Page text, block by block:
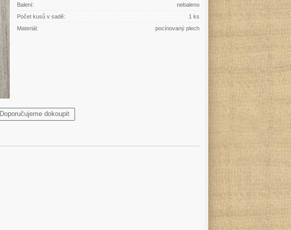
Balení:
nebaleno
Počet kusů v sadě:
1 ks
Materiál:
pocínovaný plech
Doporučujeme dokoupit